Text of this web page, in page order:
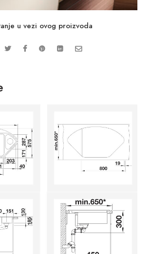
u vezi ovog proizvoda